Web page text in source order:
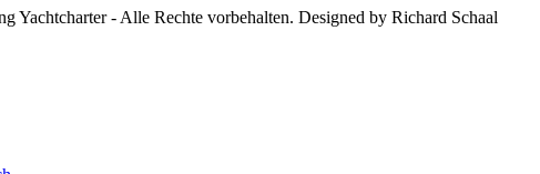
Yachtcharter - Alle Rechte vorbehalten. Designed by Richard Schaal